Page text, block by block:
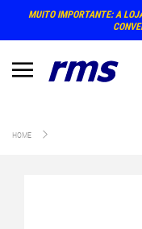
MUITO IMPORTANTE: A
HOME